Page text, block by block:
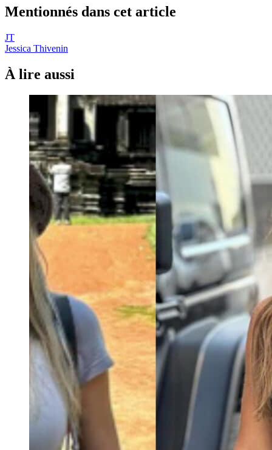
Mentionnés dans cet article
JT
Jessica Thivenin
À lire aussi